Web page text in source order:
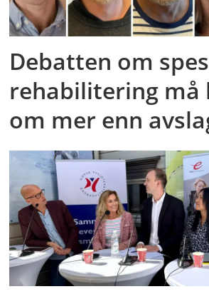
Debatten om
rehabilitering må
om mer enn